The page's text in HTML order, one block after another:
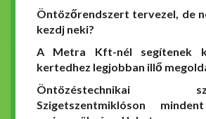
Öntözőrendszert tervezel, de
kezdj neki?
A Metra Kft-nél segítenek
kertedhez legjobban illő
Öntözéstechnikai
Szigetszentmiklóson